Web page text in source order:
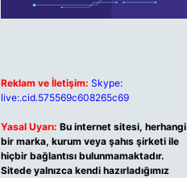
Reklam ve İletişim: Skype:
live:.cid.575569c608265c69
Yasal Uyarı: Bu internet sitesi, herhangi
bir marka, kurum veya şahıs şirketi ile
hiçbir bağlantısı bulunmamaktadır.
Sitede yalnızca kendi hazırladığımız